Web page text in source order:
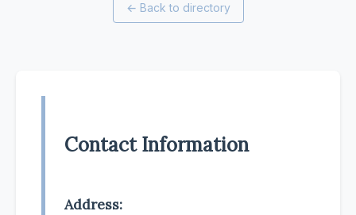
← Back to directory
Contact Information
Address: